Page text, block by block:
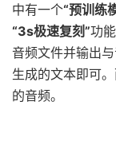
中有一个“预训练
“3s极速复刻”功
音频文件并输出
生成的文本即可
的音频。